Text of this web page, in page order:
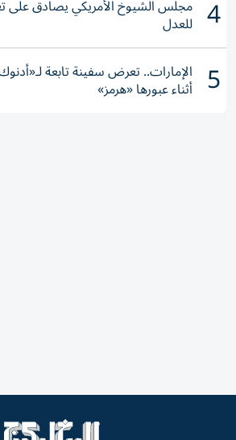
4 مجلس الشيوخ الأمريكي يصادق على
للعدل
5 الإمارات.. تعرض سفينة تابعة
أثناء عبورها «هرمز»